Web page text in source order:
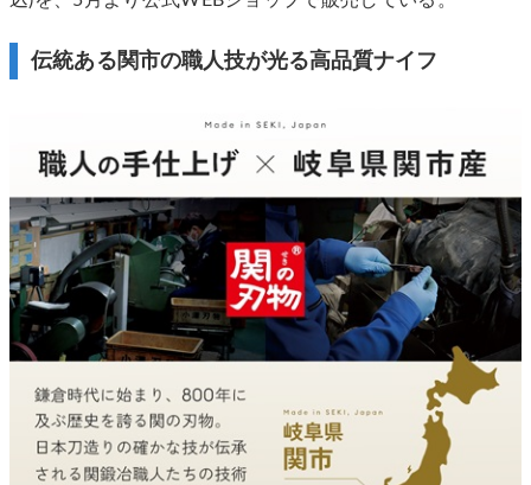
伝統ある関市の職人技が光る高品質ナイフ